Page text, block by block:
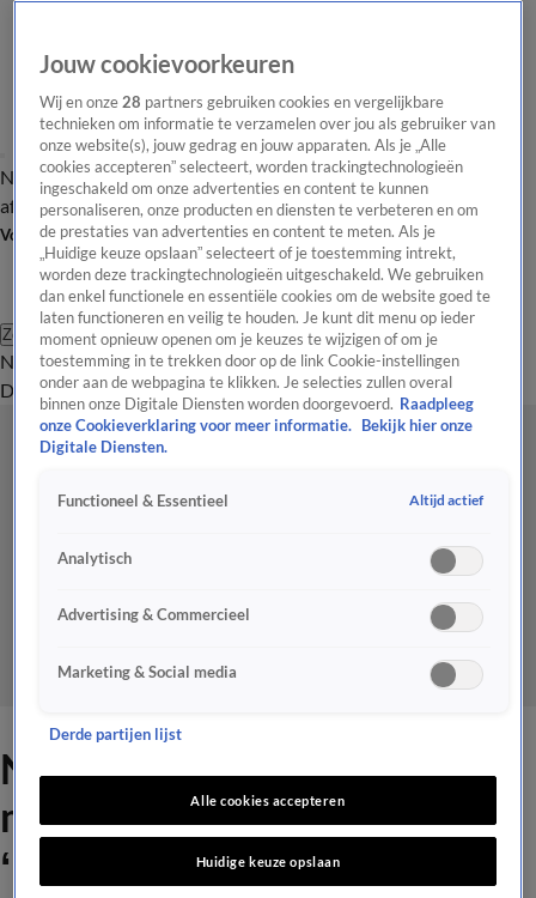
Nieuws van de DagOpinie van de Dag Onze categorieën Laatste
afleveringVideo's Nieuws van de Dag Podcast
Volg Nieuws van de Dag
Zoeken
Nieuws van de DagOpinie van de
Dag
Video'sUitzendingen PodcastPanelContact
Nederland doet niet meer
mee aan het Songfestival:
‘Dit is ondoordacht
Jouw cookievoorkeuren
Wij en onze28 partners gebruiken cookies en vergelijkbare
technieken om informatie te verzamelen over jou als gebruiker van
onze website(s), jouw gedrag en jouw apparaten. Als je „Alle
cookies accepteren” selecteert, worden trackingtechnologieën
ingeschakeld om onze advertenties en content te kunnen
personaliseren, onze producten en diensten te verbeteren en om
de prestaties van advertenties en content te meten. Als je
„Huidige keuze opslaan” selecteert of je toestemming intrekt,
worden deze trackingtechnologieën uitgeschakeld. We gebruiken
dan enkel functionele en essentiële cookies om de website goed te
laten functioneren en veilig te houden. Je kunt dit menu op ieder
moment opnieuw openen om je keuzes te wijzigen of om je
toestemming in te trekken door op de link Cookie-instellingen
onder aan de webpagina te klikken. Je selecties zullen overal
binnen onze Digitale Diensten worden doorgevoerd. Raadpleeg
onze Cookieverklaring voor meer informatie.
Bekijk hier onze
Digitale Diensten.
Functioneel & Essentieel Altijd actief
Analytisch
Advertising & Commercieel
Marketing & Social media
Derde partijen lijst
Alle cookies accepteren
Huidige keuze opslaan